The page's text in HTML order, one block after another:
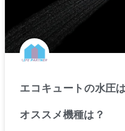
エコキュートの水圧
オススメ機種は？